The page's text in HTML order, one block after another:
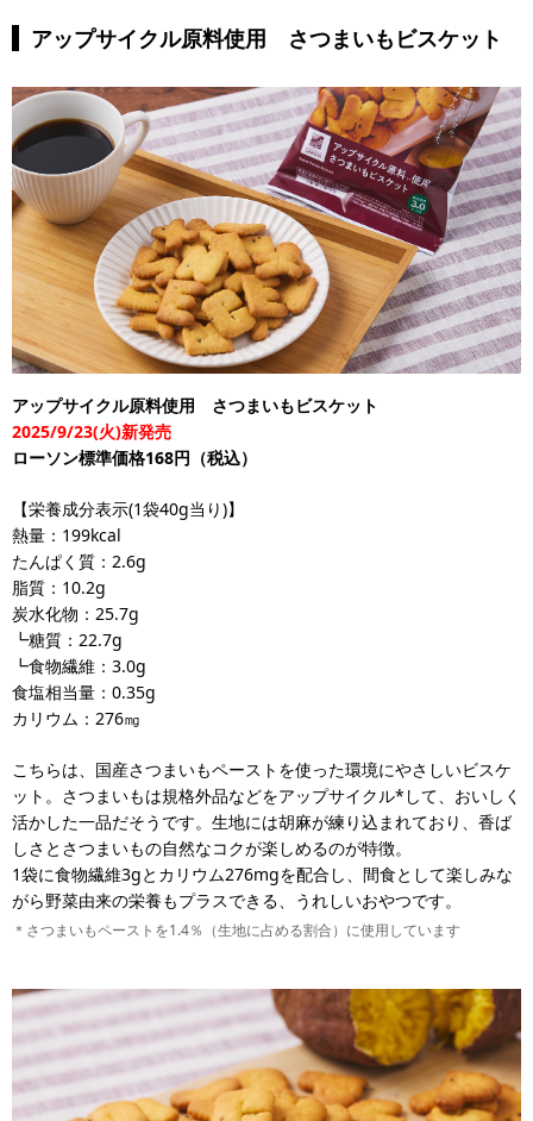
アップサイクル原料使用 さつまいもビスケット
アップサイクル原料使用 さつまいもビスケット
2025/9/23(火)新発売
ローソン標準価格168円（税込）
【栄養成分表示(1袋40g当り)】
熱量：199kcal
たんぱく質：2.6g
脂質：10.2g
炭水化物：25.7g
┗糖質：22.7g
┗食物繊維：3.0g
食塩相当量：0.35g
カリウム：276㎎
こちらは、国産さつまいもペーストを使った環境にやさしいビスケ
ット。さつまいもは規格外品などをアップサイクル*して、おいしく
活かした一品だそうです。生地には胡麻が練り込まれており、香ば
しさとさつまいもの自然なコクが楽しめるのが特徴。
1袋に食物繊維3gとカリウム276mgを配合し、間食として楽しみな
がら野菜由来の栄養もプラスできる、うれしいおやつです。
＊さつまいもペーストを1.4％（生地に占める割合）に使用しています